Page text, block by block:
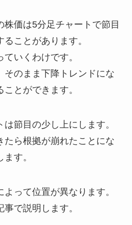
価は5分足チャートで節目
ことがあります。
いくわけです。
そのまま下降トレンドにな
とができます。
節目の少し上にします。
たら根拠が崩れたことにな
す。
って位置が異なります。
で説明します。